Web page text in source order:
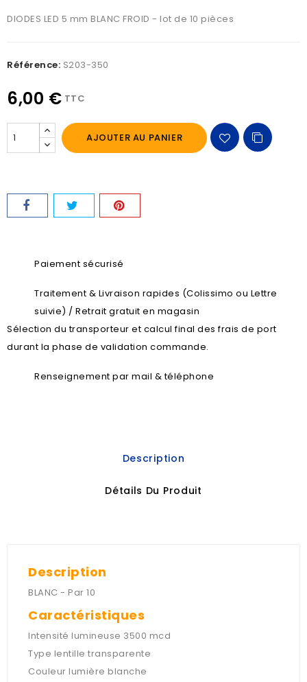
DIODES LED 5 mm BLANC FROID - lot de 10 pièces
Référence: S203-350
6,00 € TTC
AJOUTER AU PANIER
Paiement sécurisé
Traitement & Livraison rapides (Colissimo ou Lettre
suivie) / Retrait gratuit en magasin
Sélection du transporteur et calcul final des frais de port
durant la phase de validation commande.
Renseignement par mail & téléphone
Description
Détails Du Produit
Description
BLANC - Par 10
Caractéristiques
Intensité lumineuse 3500 mcd
Type lentille transparente
Couleur lumière blanche